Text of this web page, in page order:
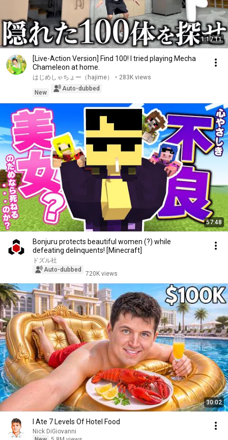
1:17:11
[Live-Action Version] Find 100! I tried playing Mecha
Chameleon at home.
はじめしゃちょー（hajime） • 283K views
New
Auto-dubbed
57:48
Bonjuru protects beautiful women (?) while
defeating delinquents! [Minecraft]
ドズル社
Auto-dubbed
720K views
30:02
I Ate 7 Levels Of Hotel Food
Nick DiGiovanni